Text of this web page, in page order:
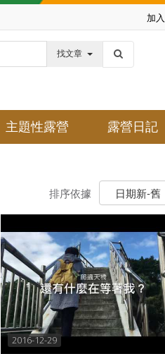
加
找文章
主題性露營 露營日記
日期新-舊
排序依據
2016-12-29